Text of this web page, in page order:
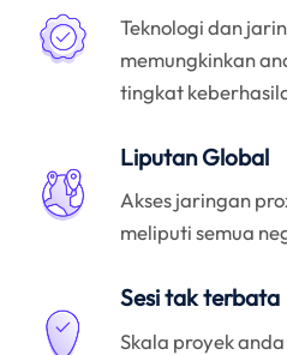
Teknologi dan
memungkinkan
tingkat
Liputan Global
Akses jaringan
meliputi semua
Sesi tak terbata
Skala proyek